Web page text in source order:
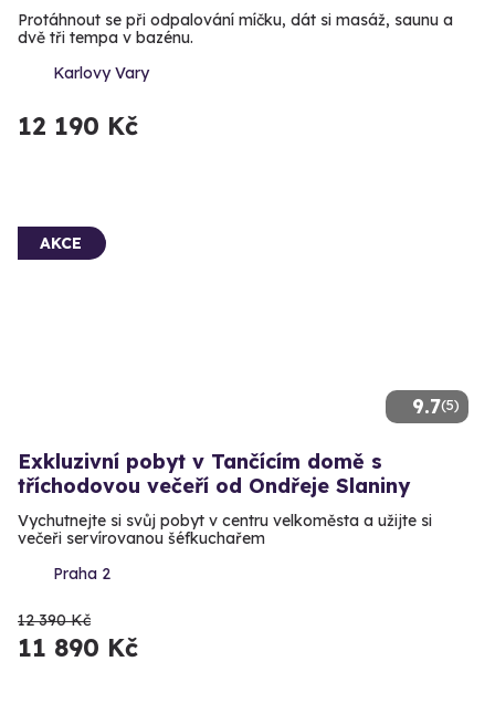
Protáhnout se při odpalování míčku, dát si masáž, saunu a
dvě tři tempa v bazénu.
Karlovy Vary
12 190 Kč
9.7(5)
AKCE
Exkluzivní pobyt v Tančícím domě s
tříchodovou večeří od Ondřeje Slaniny
Vychutnejte si svůj pobyt v centru velkoměsta a užijte si
večeři servírovanou šéfkuchařem
Praha 2
12 390 Kč
11 890 Kč